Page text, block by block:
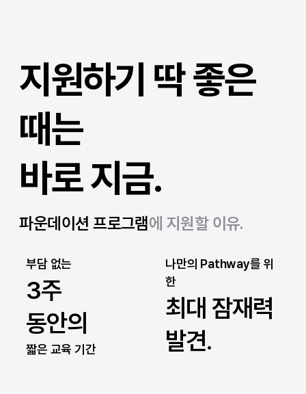
지원하기 딱 좋은
때는
바로 지금.
파운데이션 프로그램에 지원할 이유.
부담 없는
3주
동안의
짧은 교육 기간
나만의 Pathway를 위
한
최대 잠재력
발견.